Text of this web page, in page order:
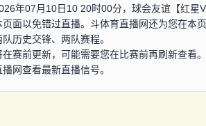
年07月10日10 20时00分，球会友谊【红
面以免错过直播。斗体育直播网还为您在本
历史交锋、两队赛程。
在赛前更新，可能需要您在比赛前再刷新查看
网查看最新直播信号。